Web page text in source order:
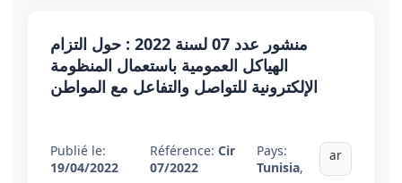
منشور عدد 07 لسنة 2022 : حول التزام
الهياكل العمومية باستعمال المنظومة
الإلكترونية للتواصل والتفاعل مع المواطن
Publié le:
19/04/2022
Référence: Cir
07/2022
Pays:
Tunisia,
ar